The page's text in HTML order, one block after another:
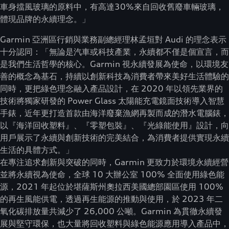
車身擋風玻璃的原料中，有高達30%來自回收舊廢車輛玻璃，
體現品牌的永續理念。」
Garmin 亞洲區行銷與業務副總經理林孟垣對 Audi 的理念表示
十分認同：「無論是汽車或科技產業，永續都不僅是個宣言，而
是我們生活哲學的核心。Garmin 視永續發展為使命，以環境友
善的概念為基石，持續以創新科技為消費者帶來美好生活體驗的
同時，更把綠色理念融入產品設計，在 2020 年以領先業界的
技術將獨家研發的 Power Glass 太陽能充電鏡面技術導入智慧
手錶，近年更打造首款由海洋廢棄漁網再製而成的潛水電腦錶，
以『海洋回收塑料』、『零塑包裝』、『光綠能使用』設計，向
用戶展示了永續與創新技術的完美結合，為消費者提供實現永續
生活的具體方式。」
在專注追求創新與突破的同時，Garmin 更致力於環境永續經營
並將永續視為使命，全球 10 大辦公室 100% 全面使用綠色能
源，2021 年起位於堪薩斯州奧拉西美國總部園區使用 100%
的再生風能供電，透過再生能源的推動與使用，於 2023 年二
氧化碳排放量共減少了 26,000 公噸。Garmin 為貫徹永續發
展與堅守環保，也大量將回收塑料與綠色能源應用導入產品中，